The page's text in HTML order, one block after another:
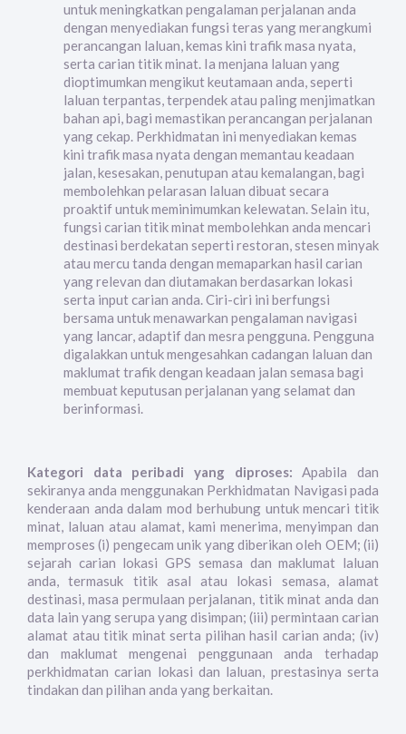
untuk meningkatkan pengalaman perjalanan anda
dengan menyediakan fungsi teras yang merangkumi
perancangan laluan, kemas kini trafik masa nyata,
serta carian titik minat. Ia menjana laluan yang
dioptimumkan mengikut keutamaan anda, seperti
laluan terpantas, terpendek atau paling menjimatkan
bahan api, bagi memastikan perancangan perjalanan
yang cekap. Perkhidmatan ini menyediakan kemas
kini trafik masa nyata dengan memantau keadaan
jalan, kesesakan, penutupan atau kemalangan, bagi
membolehkan pelarasan laluan dibuat secara
proaktif untuk meminimumkan kelewatan. Selain itu,
fungsi carian titik minat membolehkan anda mencari
destinasi berdekatan seperti restoran, stesen minyak
atau mercu tanda dengan memaparkan hasil carian
yang relevan dan diutamakan berdasarkan lokasi
serta input carian anda. Ciri-ciri ini berfungsi
bersama untuk menawarkan pengalaman navigasi
yang lancar, adaptif dan mesra pengguna. Pengguna
digalakkan untuk mengesahkan cadangan laluan dan
maklumat trafik dengan keadaan jalan semasa bagi
membuat keputusan perjalanan yang selamat dan
berinformasi.
Kategori data peribadi yang diproses:Apabila dan
sekiranya anda menggunakan Perkhidmatan Navigasi pada
kenderaan anda dalam mod berhubung untuk mencari titik
minat, laluan atau alamat, kami menerima, menyimpan dan
memproses (i) pengecam unik yang diberikan oleh OEM; (ii)
sejarah carian lokasi GPS semasa dan maklumat laluan
anda, termasuk titik asal atau lokasi semasa, alamat
destinasi, masa permulaan perjalanan, titik minat anda dan
data lain yang serupa yang disimpan; (iii) permintaan carian
alamat atau titik minat serta pilihan hasil carian anda; (iv)
dan maklumat mengenai penggunaan anda terhadap
perkhidmatan carian lokasi dan laluan, prestasinya serta
tindakan dan pilihan anda yang berkaitan.